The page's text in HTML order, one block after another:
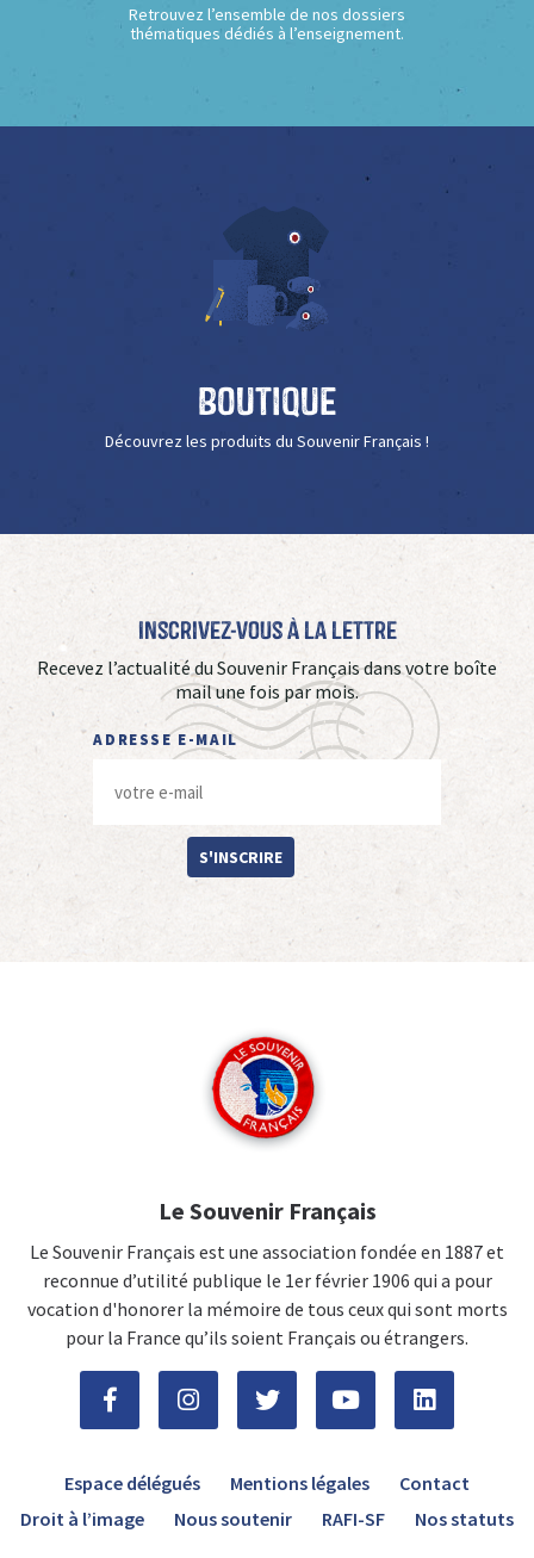
Retrouvez l’ensemble de nos dossiers
thématiques dédiés à l’enseignement.
Boutique
Découvrez les produits du Souvenir Français !
Inscrivez-vous à La Lettre
Recevez l’actualité du Souvenir Français dans votre boîte
mail une fois par mois.
ADRESSE E-MAIL
S'INSCRIRE
Le Souvenir Français
Le Souvenir Français est une association fondée en 1887 et
reconnue d’utilité publique le 1er février 1906 qui a pour
vocation d'honorer la mémoire de tous ceux qui sont morts
pour la France qu’ils soient Français ou étrangers.
Espace délégués Mentions légales
Contact
Droit à l’image
Nous soutenir RAFI-SF Nos statuts